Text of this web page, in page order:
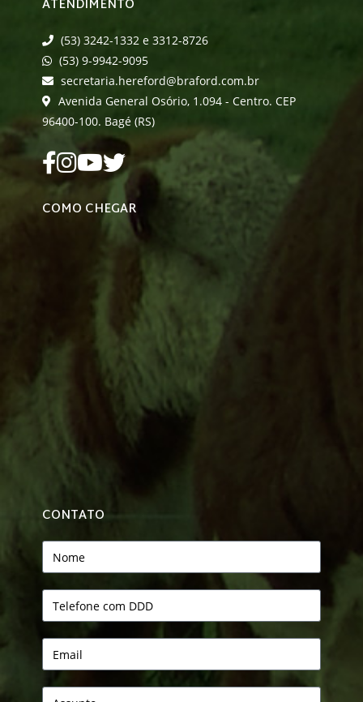
ATENDIMENTO
(53) 3242-1332 e 3312-8726
(53) 9-9942-9095
secretaria.hereford@braford.com.br
Avenida General Osório, 1.094 - Centro. CEP
96400-100. Bagé (RS)
COMO CHEGAR
CONTATO